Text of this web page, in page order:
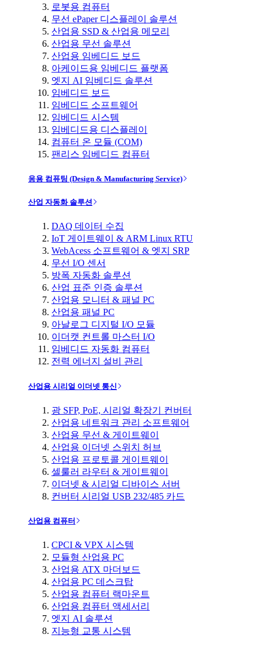
로봇용 컴퓨터
무선 ePaper 디스플레이 솔루션
산업용 SSD & 산업용 메모리
산업용 무선 솔루션
산업용 임베디드 보드
아케이드용 임베디드 플랫폼
엣지 AI 임베디드 솔루션
임베디드 보드
임베디드 소프트웨어
임베디드 시스템
임베디드용 디스플레이
컴퓨터 온 모듈 (COM)
팬리스 임베디드 컴퓨터
응용 컴퓨팅 (Design & Manufacturing Service)
산업 자동화 솔루션
DAQ 데이터 수집
IoT 게이트웨이 & ARM Linux RTU
WebAcess 소프트웨어 & 엣지 SRP
무선 I/O 센서
방폭 자동화 솔루션
산업 표준 인증 솔루션
산업용 모니터 & 패널 PC
산업용 패널 PC
아날로그 디지털 I/O 모듈
이더캣 컨트롤 마스터 I/O
임베디드 자동화 컴퓨터
전력 에너지 설비 관리
산업용 시리얼 이더넷 통신
광 SFP, PoE, 시리얼 확장기 컨버터
산업용 네트워크 관리 소프트웨어
산업용 무선 & 게이트웨이
산업용 이더넷 스위치 허브
산업용 프로토콜 게이트웨이
셀룰러 라우터 & 게이트웨이
이더넷 & 시리얼 디바이스 서버
컨버터 시리얼 USB 232/485 카드
산업용 컴퓨터
CPCI & VPX 시스템
모듈형 산업용 PC
산업용 ATX 마더보드
산업용 PC 데스크탑
산업용 컴퓨터 랙마운트
산업용 컴퓨터 액세서리
엣지 AI 솔루션
지능형 교통 시스템